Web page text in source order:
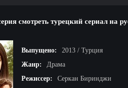
смотреть турецкий сериал на
Выпущено:
2013 / Турция
Жанр:
Драма
Режиссер:
Серкан Биринджи